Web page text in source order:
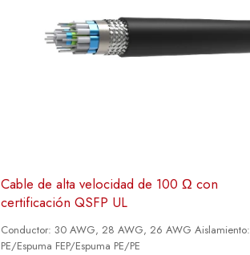
Cable de alta velocidad de 100 Ω con
certificación QSFP UL
Conductor: 30 AWG, 28 AWG, 26 AWG Aislamiento:
PE/Espuma FEP/Espuma PE/PE